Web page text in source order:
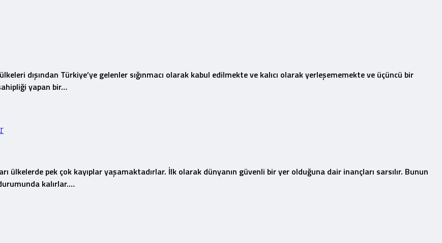
dışından Türkiye’ye gelenler sığınmacı olarak kabul edilmekte ve kalıcı olarak yerleşememekte ve üçüncü bir
yapan bir…
ülkelerde pek çok kayıplar yaşamaktadırlar. İlk olarak dünyanın güvenli bir yer olduğuna dair inançları sarsılır. Bunun
kalırlar.…